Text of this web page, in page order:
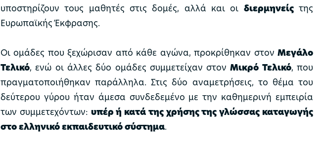
υποστηρίζουν τους μαθητές στις δομές, αλλά και οι διερμηνείςτης
Ευρωπαϊκής Έκφρασης.
Οι ομάδες που ξεχώρισαν από κάθε αγώνα, προκρίθηκαν στον Μεγάλο
Τελικό, ενώ οι άλλες δύο ομάδες συμμετείχαν στονΜικρό Τελικό, που
πραγματοποιήθηκαν παράλληλα. Στις δύο αναμετρήσεις, το θέμα του
δεύτερου γύρου ήταν άμεσα συνδεδεμένο με την καθημερινή εμπειρία
των συμμετεχόντων: υπέρ ή κατά της χρήσης της γλώσσας καταγωγής
στο ελληνικό εκπαιδευτικό σύστημα.